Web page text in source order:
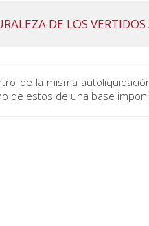
DE LOS VERTIDOS
de la misma
de estos de una base